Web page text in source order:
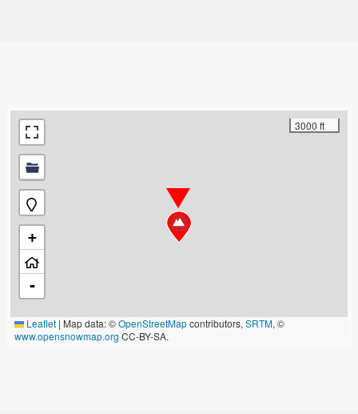
+
-
3000 ft
Leaflet | Map data: ©OpenStreetMapcontributors, SRTM, ©
www.opensnowmap.org CC-BY-SA.